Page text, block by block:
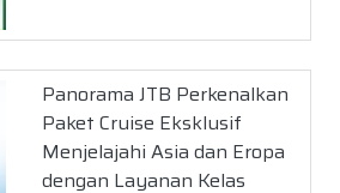
Panorama JTB Perkenalkan
Paket Cruise Eksklusif
Menjelajahi Asia dan Eropa
dengan Layanan Kelas